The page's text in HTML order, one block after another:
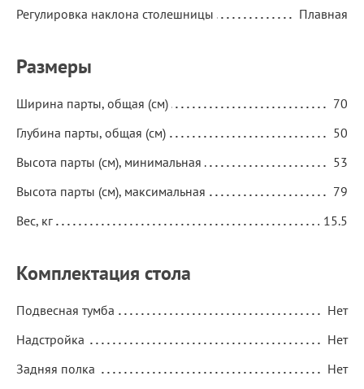
Регулировка наклона столешницы
Плавная
Размеры
Ширина парты, общая (см)
70
Глубина парты, общая (см)
50
Высота парты (см), минимальная
53
Высота парты (см), максимальная
79
Вес, кг
15.5
Комплектация стола
Подвесная тумба
Нет
Надстройка
Нет
Задняя полка
Нет